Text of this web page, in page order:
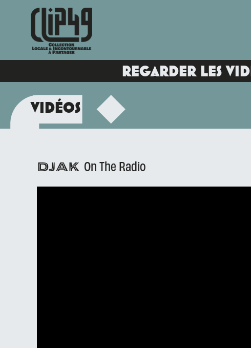
REGARDER LES
VIDÉOS
DJAK On The Radio